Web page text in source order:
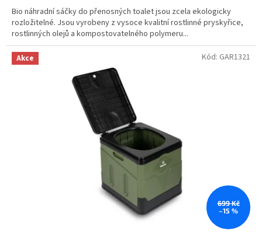
Bio náhradní sáčky do přenosných toalet jsou zcela ekologicky
rozložitelné. Jsou vyrobeny z vysoce kvalitní rostlinné pryskyřice,
rostlinných olejů a kompostovatelného polymeru...
Akce
699 Kč
–15 %
Kód: GAR1321